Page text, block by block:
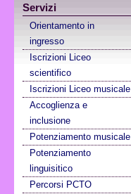
Servizi
Orientamento in
ingresso
Iscrizioni Liceo
scientifico
Iscrizioni Liceo musicale
Accoglienza e
inclusione
Potenziamento musicale
Potenziamento
linguisitico
Percorsi PCTO